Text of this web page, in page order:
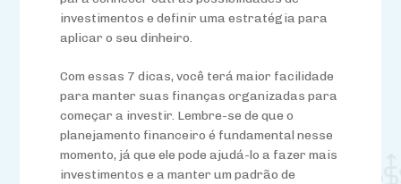
investimentos e definir uma estratégia para
aplicar o seu dinheiro.
Com essas 7 dicas, você terá maior facilidade
para manter suas finanças organizadas para
começar a investir. Lembre-se de que o
planejamento financeiro é fundamental nesse
momento, já que ele pode ajudá-lo a fazer mais
investimentos e a manter um padrão de